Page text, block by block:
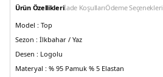
Ürün Özellikleriİade KoşullarıÖdeme Seçenekleri
Model : Top
Sezon : İlkbahar / Yaz
Desen : Logolu
Materyal : % 95 Pamuk % 5 Elastan